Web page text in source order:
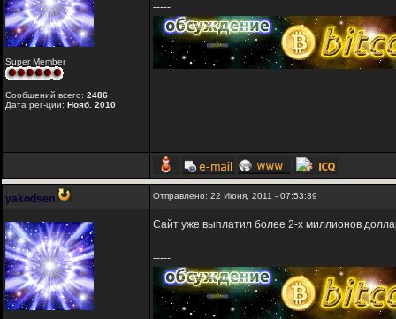
Super Member
Сообщений всего: 2486
Дата рег-ции: Нояб. 2010
-----
yakodsen Отправлено: 22 Июня, 2011 - 07:53:39
Сайт уже выплатил более 2-х миллионов
-----